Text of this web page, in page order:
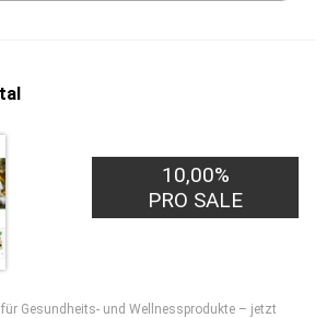
10,00%
PRO SALE
Gesundheits- und Wellnessprodukte – jetzt